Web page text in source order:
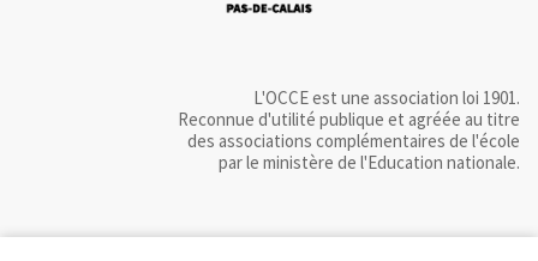
L'OCCE est une association loi 1901.
Reconnue d'utilité publique et agréée au titre
des associations complémentaires de l'école
par le ministère de l'Education nationale.